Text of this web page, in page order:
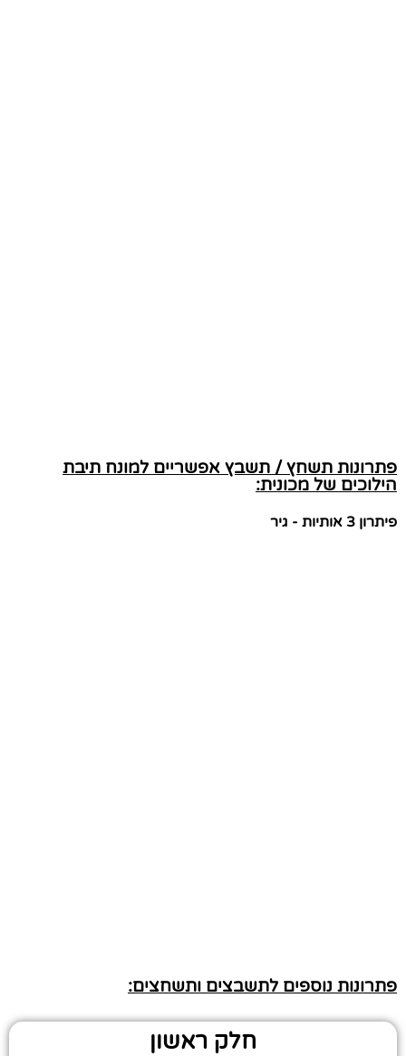
פתרונות תשחץ / תשבץ אפשריים למונח תיבת
הילוכים של מכונית:
פיתרון 3 אותיות - גיר
פתרונות נוספים לתשבצים ותשחצים:
חלק ראשון